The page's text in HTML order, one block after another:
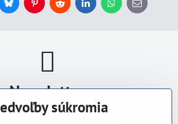
BlueskyPinterestReddit LinkedInWhatsApp
E-
mail
Newsletter
Odoberať naše novinky:
súkromia